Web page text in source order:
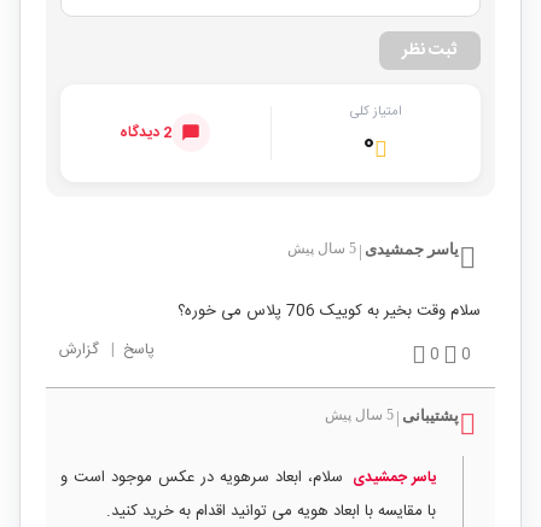
ثبت نظر
امتیاز کلی
۰ 2 دیدگاه
یاسر جمشیدی 5 سال پیش
سلام وقت بخیر به کوییک 706 پلاس می خوره؟
0
0 پاسخ | گزارش
پشتیبانی 5 سال پیش
یاسر جمشیدی سلام، ابعاد سرهویه در عکس موجود است و
با مقایسه با ابعاد هویه می توانید اقدام به خرید کنید.